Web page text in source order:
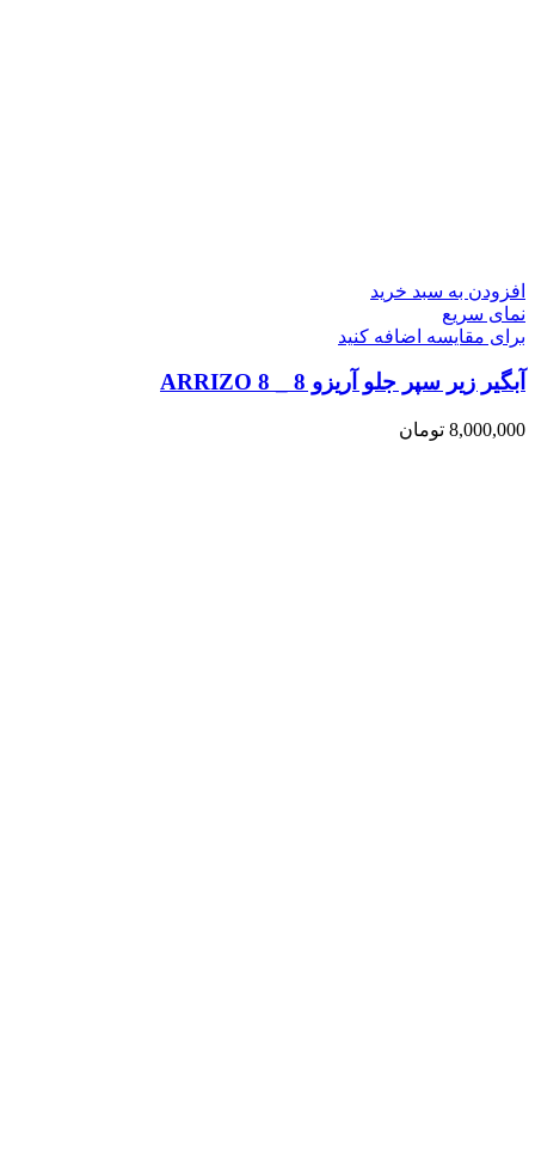
افزودن به سبد خرید
نمای سریع
برای مقایسه اضافه کنید
آبگیر زیر سپر جلو آریزو 8 _ ARRIZO 8
8,000,000 تومان